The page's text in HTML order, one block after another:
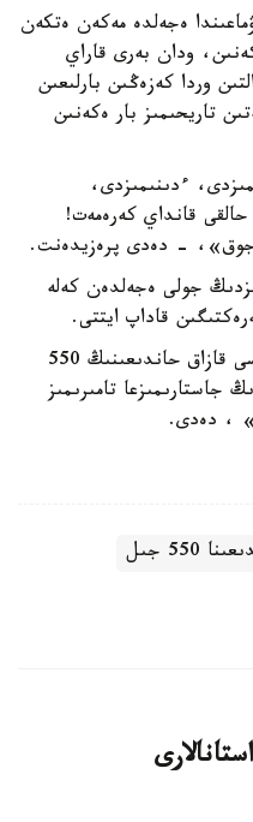
ەجەلدە مەكەن ەتكەن
ودان بەرى قاراي
وردا كەزەڭىن بارلىعىن
جەتەتىن تاريحىمىز بار ەكەنىن
ءدىنىمىزدى،
حالقى قانداي كەرەمەت!
- دەدى پرەزيدەنت.
جولى ەجەلدەن كەلە
قاداپ ايتتى.
سونىمەن قاتار، مەملەكەت باسشىسى قازاق حاندىعىنىڭ 550
جاستارىمىزعا تامىرىمىز
، دەدى.
550 جىل